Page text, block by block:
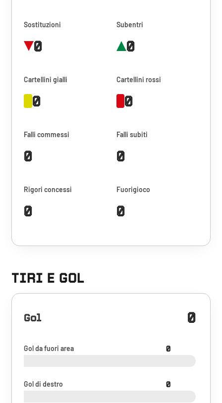
Sostituzioni
0
Subentri
0
Cartellini gialli
0
Cartellini rossi
0
Falli commessi
0
Falli subiti
0
Rigori concessi
0
Fuorigioco
0
TIRI E GOL
Gol 0
Gol da fuori area 0
Gol di destro 0